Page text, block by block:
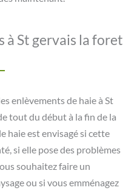
à St gervais la foret
enlèvements de haie à St
tout du début à la fin de la
haie est envisagé si cette
si elle pose des problèmes
souhaitez faire un
ou si vous emménagez